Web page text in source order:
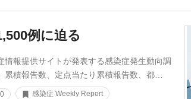
例に迫る
報提供サイトが発表する感染症発生動向調
積報告数、定点当たり累積報告数、都…
感染症 Weekly Report